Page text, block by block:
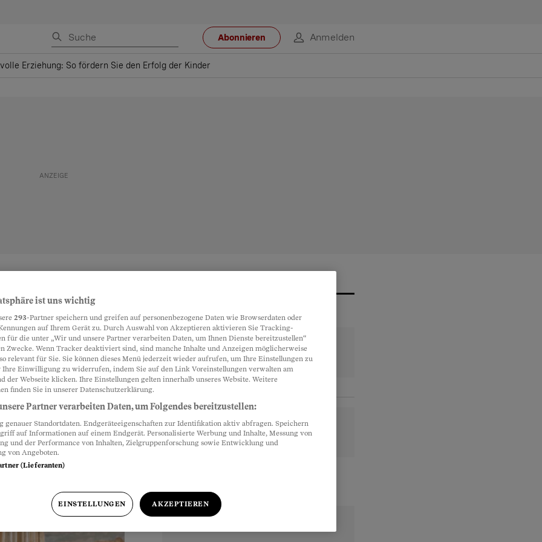
Abonnieren Anmelden
Erziehung: So fördern Sie den Erfolg der Kinder
Eltern mit klarer
den Familienfrieden
ist uns wichtig
293-Partner speichern und greifen auf personenbezogene Daten wie Browserdaten oder
auf Ihrem Gerät zu. Durch Auswahl von Akzeptieren aktivieren Sie Tracking-
für die unter „Wir und unsere Partner verarbeiten Daten, um Ihnen Dienste bereitzustellen“
Zwecke. Wenn Tracker deaktiviert sind, sind manche Inhalte und Anzeigen möglicherweise
relevant für Sie. Sie können dieses Menü jederzeit wieder aufrufen, um Ihre Einstellungen zu
Ihre Einwilligung zu widerrufen, indem Sie auf den Link Voreinstellungen verwalten am
der Webseite klicken. Ihre Einstellungen gelten innerhalb unseres Website. Weitere
finden Sie in unserer Datenschutzerklärung.
Partner verarbeiten Daten, um Folgendes bereitzustellen:
genauer Standortdaten. Endgeräteeigenschaften zur Identifikation aktiv abfragen. Speichern
auf Informationen auf einem Endgerät. Personalisierte Werbung und Inhalte, Messung von
und der Performance von Inhalten, Zielgruppenforschung sowie Entwicklung und
von Angeboten.
(Lieferanten)
EINSTELLUNGEN AKZEPTIEREN